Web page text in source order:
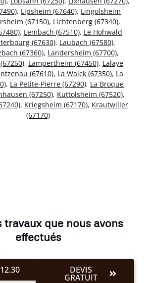
, Lipsheim (67640), Lingolsheim
(67150), Lichtenberg (67340),
, Lembach (67510), Le Hohwald
(67630), Laubach (67580),
(67360), Landersheim (67700),
, Lampertheim (67450), Lalaye
(67610), La Walck (67350), La
, La Petite-Pierre (67290), La Broque
(67250), Kuttolsheim (67520),
, Kriegsheim (67170), Krautwiller
(67170)
travaux que nous avons
effectués
DEVIS
GRATUIT